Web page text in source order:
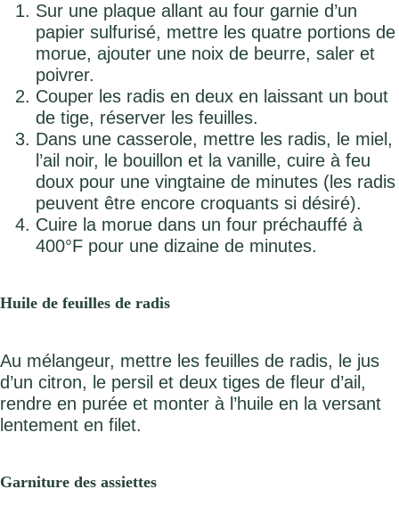
Sur une plaque allant au four garnie d’un
papier sulfurisé, mettre les quatre portions de
morue, ajouter une noix de beurre, saler et
poivrer.
Couper les radis en deux en laissant un bout
de tige, réserver les feuilles.
Dans une casserole, mettre les radis, le miel,
l’ail noir, le bouillon et la vanille, cuire à feu
doux pour une vingtaine de minutes (les radis
peuvent être encore croquants si désiré).
Cuire la morue dans un four préchauffé à
400°F pour une dizaine de minutes.
Huile de feuilles de radis
Au mélangeur, mettre les feuilles de radis, le jus
d’un citron, le persil et deux tiges de fleur d’ail,
rendre en purée et monter à l’huile en la versant
lentement en filet.
Garniture des assiettes